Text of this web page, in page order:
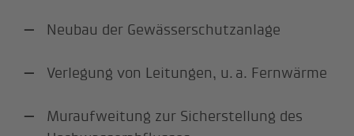
Neubau der Gewässerschutzanlage
Verlegung von Leitungen, u. a. Fernwärme
Muraufweitung zur Sicherstellung des